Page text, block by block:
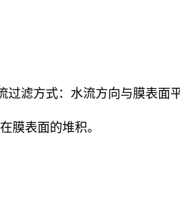
过滤方式：水流方向与膜表面
膜表面的堆积。